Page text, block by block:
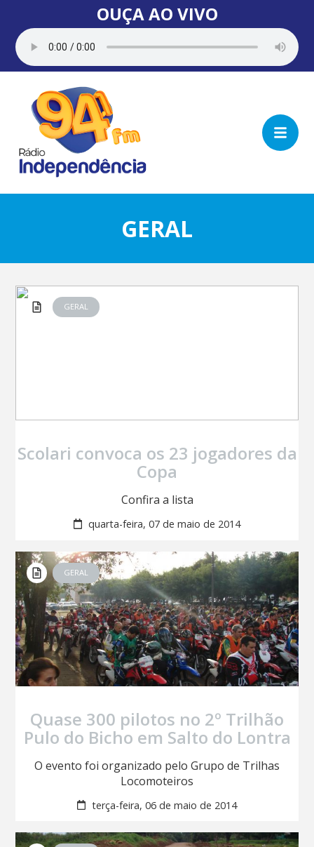
OUÇA AO VIVO
GERAL
GERAL
Scolari convoca os 23 jogadores da
Copa
Confira a lista
quarta-feira, 07 de maio de 2014
GERAL
Quase 300 pilotos no 2º Trilhão
Pulo do Bicho em Salto do Lontra
O evento foi organizado pelo Grupo de Trilhas
Locomoteiros
terça-feira, 06 de maio de 2014